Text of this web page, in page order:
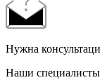
Нужна
Наши